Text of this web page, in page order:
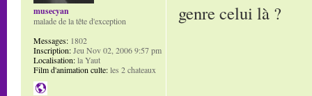
genre celui là ?
musecyan
malade de la tête d'exception
Messages: 1802
Inscription:Jeu Nov 02, 2006 9:57 pm
Localisation:la Yaut
Film d'animation culte:les 2 chateaux